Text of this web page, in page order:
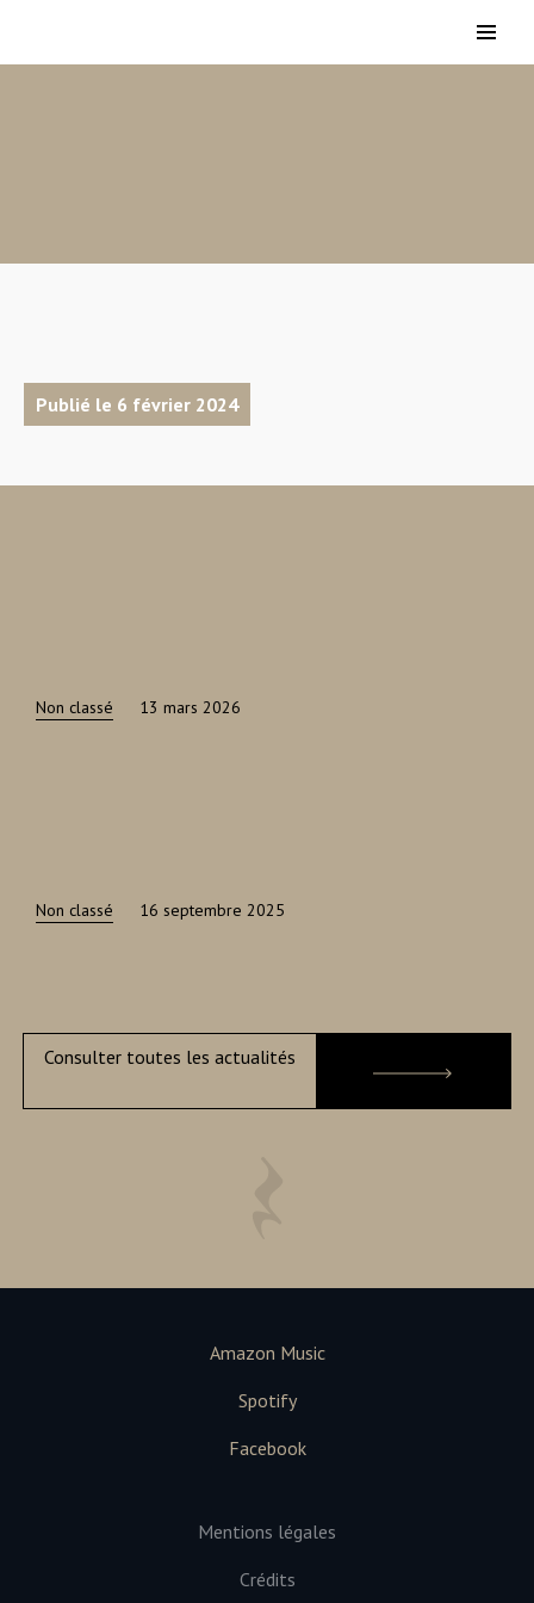
Publié le 6 février 2024
Non classé 13 mars 2026
Non classé 16 septembre 2025
Consulter toutes les actualités
Amazon Music
Spotify
Facebook
Mentions légales
Crédits